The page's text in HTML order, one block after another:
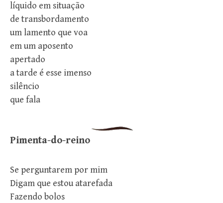
líquido em situação
de transbordamento
um lamento que voa
em um aposento
apertado
a tarde é esse imenso
silêncio
que fala
Pimenta-do-reino
Se perguntarem por mim
Digam que estou atarefada
Fazendo bolos